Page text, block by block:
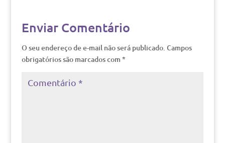
Enviar Comentário
O seu endereço de e-mail não será publicado. Campos
obrigatórios são marcados com *